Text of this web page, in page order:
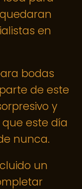
en
bodas
de este
y
este día
nunca.
un